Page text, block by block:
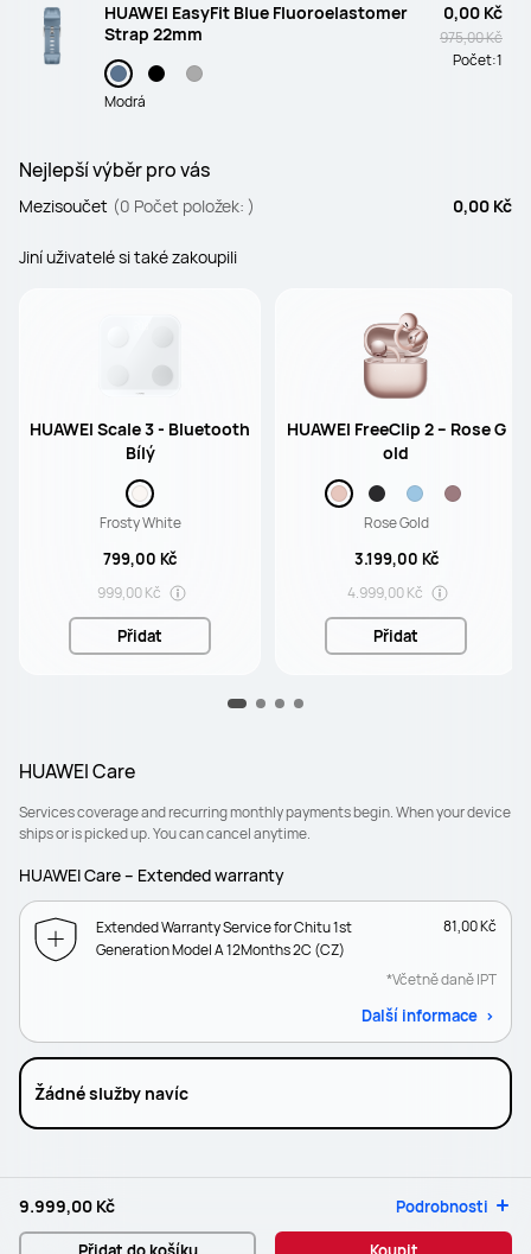
HUAWEI EasyFit Blue Fluoroelastomer
Strap 22mm
Modrá
0,00 Kč
975,00 Kč
Počet:1
Nejlepší výběr pro vás
Mezisoučet (0 Počet položek: ) 0,00 Kč
Jiní uživatelé si také zakoupili
HUAWEI Scale 3 - Bluetooth
Bílý
Frosty White
799,00 Kč
999,00 Kč
Přidat
HUAWEI FreeClip 2 – Rose G
old
Rose Gold
3.199,00 Kč
4.999,00 Kč
Přidat
HUAWEI Care
Services coverage and recurring monthly payments begin. When your device
ships or is picked up. You can cancel anytime.
HUAWEI Care – Extended warranty
Extended Warranty Service for Chitu 1st
Generation Model A 12Months 2C (CZ)
81,00 Kč
*Včetně daně IPT
Další informace
Žádné služby navíc
9.999,00 Kč Podrobnosti